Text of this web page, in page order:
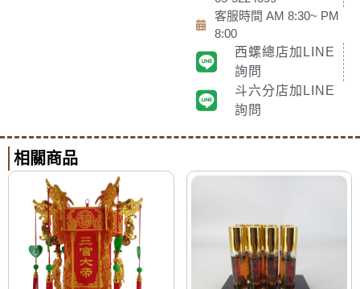
客服時間 AM 8:30~ PM
8:00
西螺總店加LINE
詢問
斗六分店加LINE
詢問
相關商品